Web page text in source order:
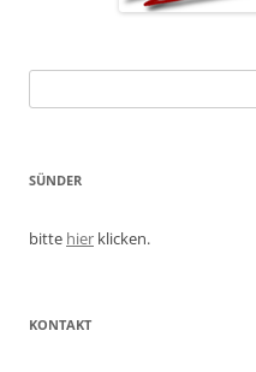
nach:
SÜNDER
bitte hier klicken.
KONTAKT